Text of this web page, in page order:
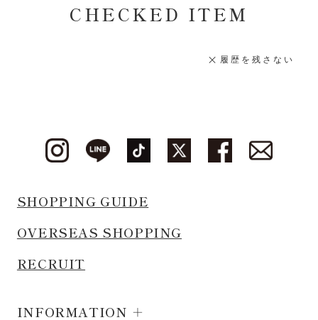
CHECKED ITEM
履歴を残さない
SHOPPING GUIDE
OVERSEAS SHOPPING
RECRUIT
INFORMATION